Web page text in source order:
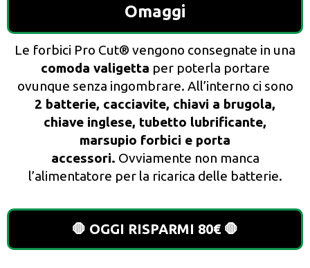
Omaggi
Le forbici Pro Cut® vengono consegnate in una
comoda valigetta per poterla portare
ovunque senza ingombrare. All’interno ci sono
2 batterie, cacciavite, chiavi a brugola,
chiave inglese, tubetto lubrificante,
marsupio forbici e porta
accessori. Ovviamente non manca
l’alimentatore per la ricarica delle batterie.
🛑 OGGI RISPARMI 80€ 🛑